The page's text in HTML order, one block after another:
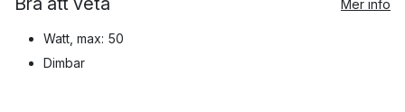
Mer info
Watt, max: 50
Dimbar